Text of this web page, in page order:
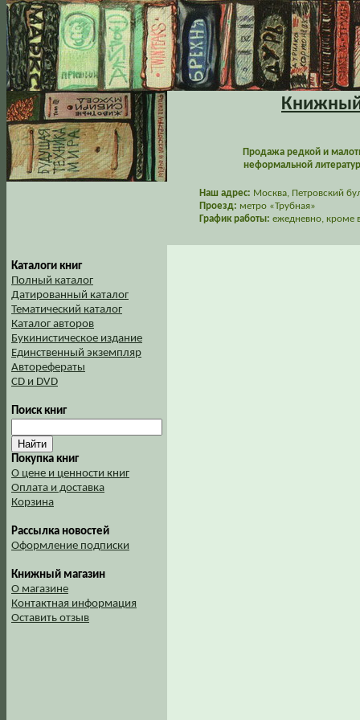
Книжный
Продажа редкой и
неформальной
Наш адрес: Москва, Петровский
Проезд: метро «Трубная»
График работы: ежедневно, кроме
Каталоги книг
Полный каталог
Датированный каталог
Тематический каталог
Каталог авторов
Букинистическое издание
Единственный экземпляр
Авторефераты
CD и DVD
Поиск книг
Покупка книг
О цене и ценности книг
Оплата и доставка
Корзина
Рассылка новостей
Оформление подписки
Книжный магазин
О магазине
Контактная информация
Оставить отзыв